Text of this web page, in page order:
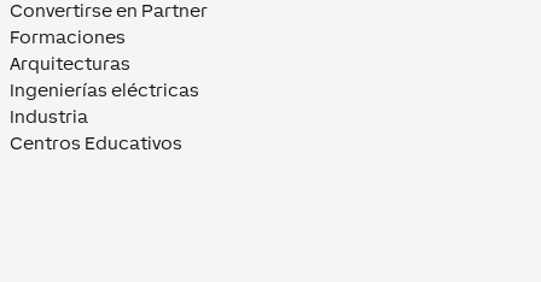
Convertirse en Partner
Formaciones
Arquitecturas
Ingenierías eléctricas
Industria
Centros Educativos